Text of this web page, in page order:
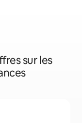
sur les